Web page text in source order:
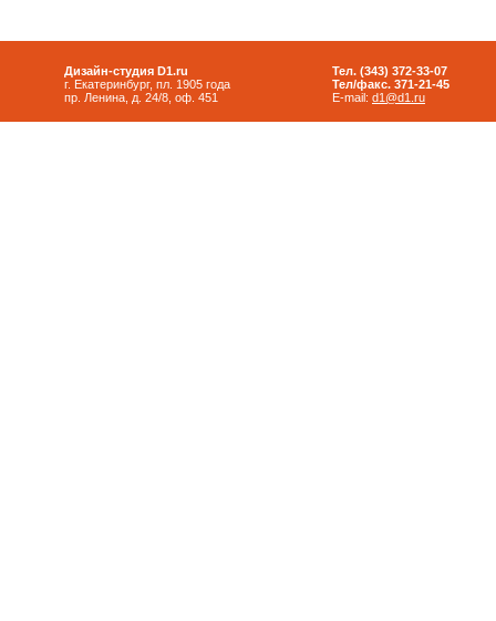
Дизайн-студия D1.ru
г. Екатеринбург, пл. 1905 года
пр. Ленина, д. 24/8, оф. 451
Тел. (343) 372-33-07
Тел/факс. 371-21-45
E-mail: d1@d1.ru